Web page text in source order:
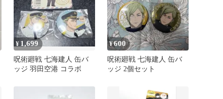
¥ 1,699
呪術廻戦 七海建人 缶バ
ッジ 羽田空港 コラボ
¥600
呪術廻戦 七海建人 缶バ
ッジ 2個セット